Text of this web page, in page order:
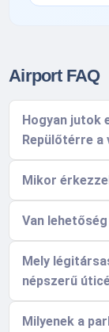
Airport FAQ
Hogyan jutok
Repülőtérre
Mikor
Van
Mely
népszerű
Milyenek a